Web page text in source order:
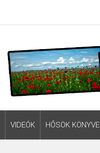
VIDEÓK HŐSÖK KÖNYVE